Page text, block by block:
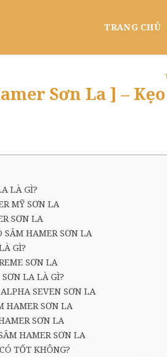
TRANG CHỦ
Sơn La ] –
LÀ GÌ?
MỸ SƠN LA
SƠN LA
SÂM HAMER SƠN LA
GÌ?
SƠN LA
LA LÀ GÌ?
SEVEN SƠN LA
HAMER SƠN LA
SƠN LA
HAMER SƠN LA
TỐT KHÔNG?